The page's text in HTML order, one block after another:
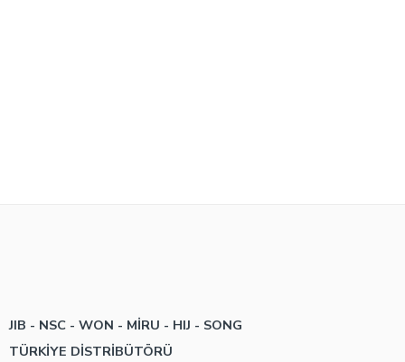
JIB - NSC - WON - MİRU - HIJ - SONG
TÜRKİYE DİSTRİBÜTÖRÜ